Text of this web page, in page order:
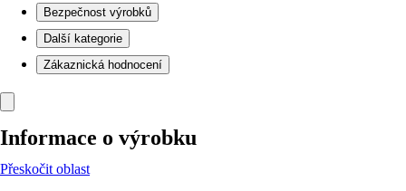
Bezpečnost výrobků
Další kategorie
Zákaznická hodnocení
Informace o výrobku
Přeskočit oblast